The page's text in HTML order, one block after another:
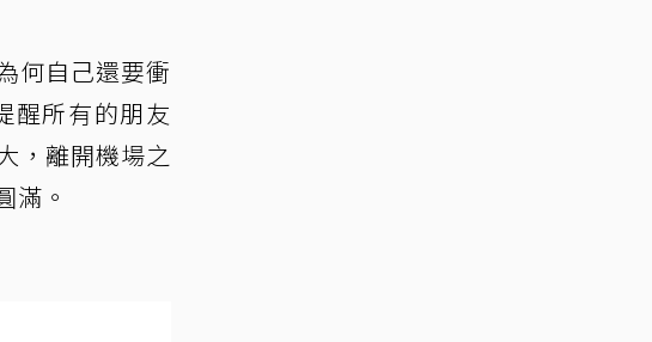
何自己還要衝
醒所有的朋友
，離開機場之
滿。